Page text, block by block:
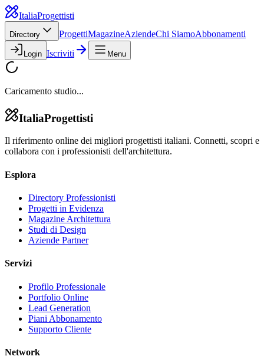
ItaliaProgettisti
Directory ProgettiMagazineAziendeChi SiamoAbbonamenti
Login Iscriviti Menu
Caricamento studio...
ItaliaProgettisti
Il riferimento online dei migliori progettisti italiani. Connetti, scopri e
collabora con i professionisti dell'architettura.
Esplora
Directory Professionisti
Progetti in Evidenza
Magazine Architettura
Studi di Design
Aziende Partner
Servizi
Profilo Professionale
Portfolio Online
Lead Generation
Piani Abbonamento
Supporto Cliente
Network